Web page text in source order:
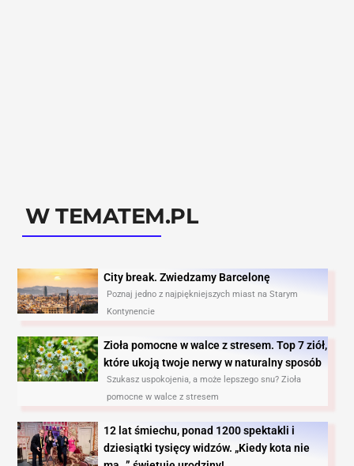
W TEMATEM.PL
City break. Zwiedzamy Barcelonę​
Poznaj jedno z najpiękniejszych miast na Starym
Kontynencie
Zioła pomocne w walce z stresem. Top 7 ziół,
które ukoją twoje nerwy w naturalny sposób
Szukasz uspokojenia, a może lepszego snu? Zioła
pomocne w walce z stresem
12 lat śmiechu, ponad 1200 spektakli i
dziesiątki tysięcy widzów. „Kiedy kota nie